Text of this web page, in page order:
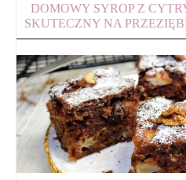
DOMOWY SYROP Z
SKUTECZNY NA